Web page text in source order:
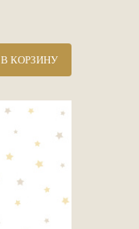
В КОРЗИНУ